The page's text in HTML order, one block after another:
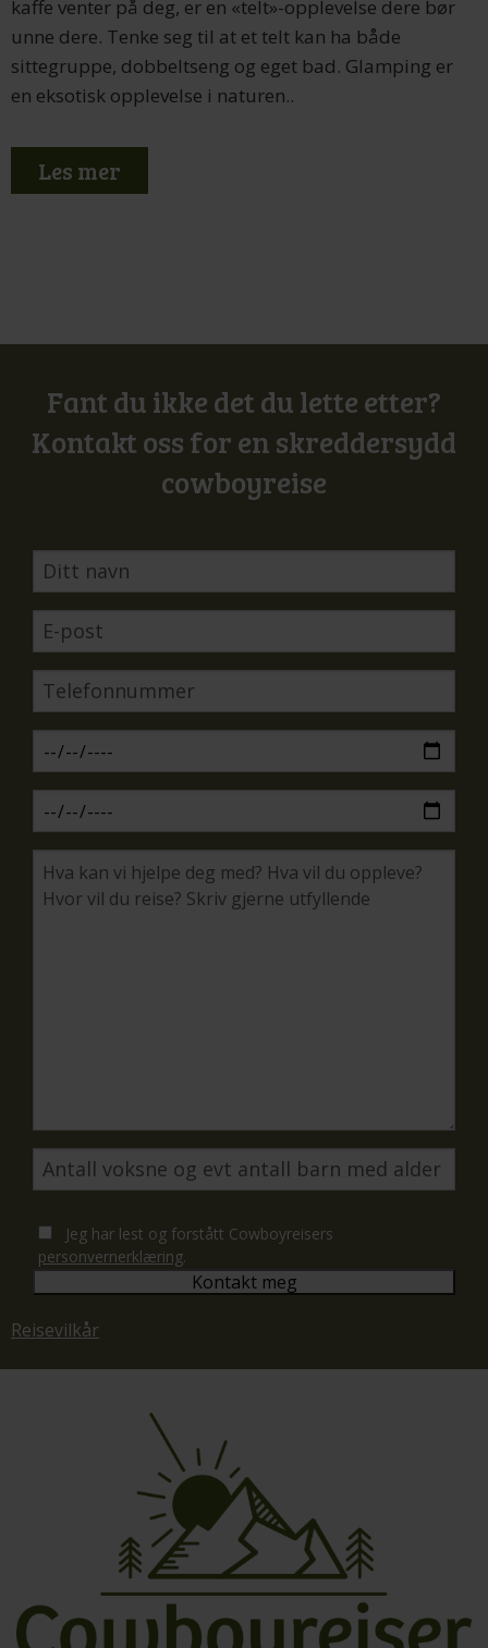
kaffe venter på deg, er en «telt»-opplevelse dere bør
unne dere. Tenke seg til at et telt kan ha både
sittegruppe, dobbeltseng og eget bad. Glamping er
en eksotisk opplevelse i naturen..
Les mer
Fant du ikke det du lette etter?
Kontakt oss for en skreddersydd
cowboyreise
Jeg har lest og forstått Cowboyreisers
personvernerklæring.
Reisevilkår